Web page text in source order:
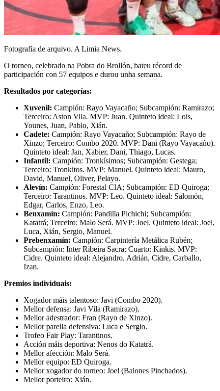
Fotografía de arquivo. A Limia News.
O torneo, celebrado na Pobra do Brollón, bateu récord de
participación con 57 equipos e durou unha semana.
Resultados por categorías:
Xuvenil: Campión: Rayo Vayacaño; Subcampión: Ramirazo;
Terceiro: Aston Vila. MVP: Juan. Quinteto ideal: Lois,
Younes, Juan, Pablo, Xián.
Cadete: Campión: Rayo Vayacaño; Subcampión: Rayo de
Xinzo; Terceiro: Combo 2020. MVP: Dani (Rayo Vayacaño).
Quinteto ideal: Jan, Xabier, Dani, Thiago, Lucas.
Infantil: Campión: Tronkísimos; Subcampión: Gestega;
Terceiro: Tronkitos. MVP: Manuel. Quinteto ideal: Mauro,
David, Manuel, Oliver, Pelayo.
Alevín: Campión: Forestal CIA; Subcampión: ED Quiroga;
Terceiro: Tarantinos. MVP: Leo. Quinteto ideal: Salomón,
Edgar, Carlos, Enzo, Leo.
Benxamín: Campión: Pandilla Pichichi; Subcampión:
Katatrá; Terceiro: Malo Será. MVP: Joel. Quinteto ideal: Joel,
Luca, Xián, Sergio, Manuel.
Prebenxamín: Campión: Carpintería Metálica Rubén;
Subcampión: Inter Ribeira Sacra; Cuarto: Kinkis. MVP:
Cidre. Quinteto ideal: Alejandro, Adrián, Cidre, Carballo,
Izan.
Premios individuais:
Xogador máis talentoso: Javi (Combo 2020).
Mellor defensa: Javi Vila (Ramirazo).
Mellor adestrador: Fran (Rayo de Xinzo).
Mellor parella defensiva: Luca e Sergio.
Trofeo Fair Play: Tarantinos.
Acción máis deportiva: Nenos do Katatrá.
Mellor afección: Malo Será.
Mellor equipo: ED Quiroga.
Mellor xogador do torneo: Joel (Balones Pinchados).
Mellor porteiro: Xián.